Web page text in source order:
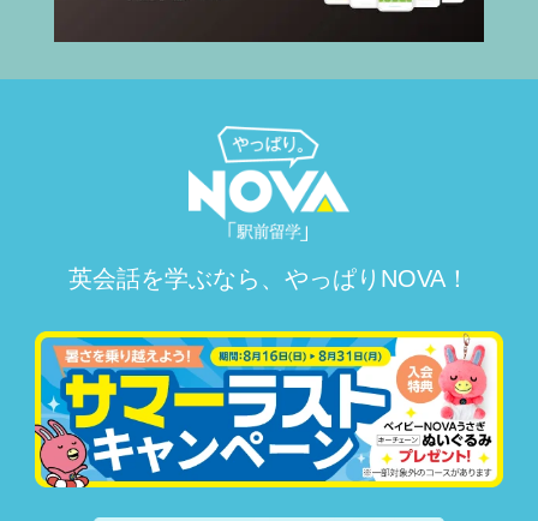
英会話を学ぶなら、やっぱりNOVA！